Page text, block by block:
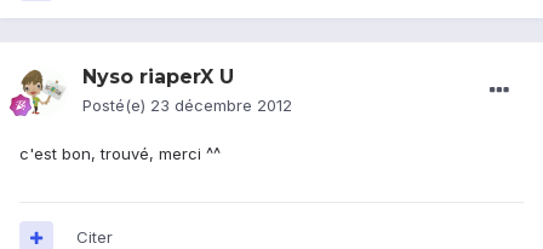
Nyso riaperX U
Posté(e) 23 décembre 2012
c'est bon, trouvé, merci ^^
Citer